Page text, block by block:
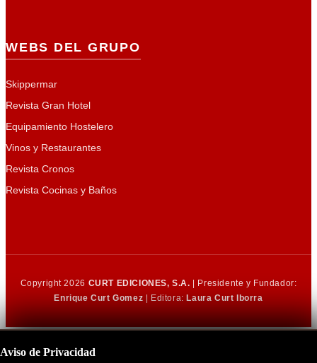
WEBS DEL GRUPO
Skippermar
Revista Gran Hotel
Equipamiento Hostelero
Vinos y Restaurantes
Revista Cronos
Revista Cocinas y Baños
Copyright 2026 CURT EDICIONES, S.A. | Presidente y Fundador:
Enrique Curt Gomez | Editora: Laura Curt Iborra
Aviso de Privacidad